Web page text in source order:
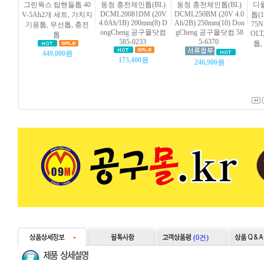
그린웍스 탑핸들톱 40
V-5Ah2개 세트, 가치지
기용톱, 무선톱, 충전
톱
449,000원
동청 충전체인톱(BL)
DCML20081DM (20V
4.0Ah/1B) 200mm(8) D
ongCheng 공구몰닷컴
585-0233
173,400원
동청 충전체인톱(BL)
DCML250BM (20V 4.0
Ah/2B) 250mm(10) Don
gCheng 공구몰닷컴 58
5-6370
246,900원
디
톱
톱
(0건)